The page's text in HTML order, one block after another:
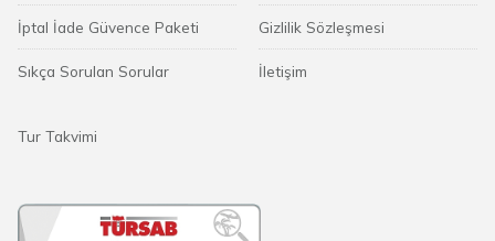
İptal İade Güvence Paketi
Sıkça Sorulan Sorular
Gizlilik Sözleşmesi
İletişim
Tur Takvimi